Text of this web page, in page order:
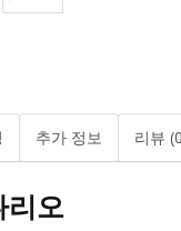
추가 정보 리뷰
리오